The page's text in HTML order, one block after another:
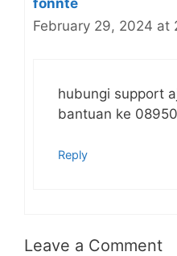
fonnte
February 29, 2024 at
hubungi support
bantuan ke
Reply
Leave a Comment